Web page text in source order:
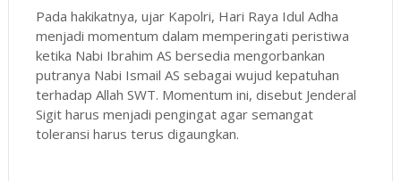
Pada hakikatnya, ujar Kapolri, Hari Raya Idul Adha
menjadi momentum dalam memperingati peristiwa
ketika Nabi Ibrahim AS bersedia mengorbankan
putranya Nabi Ismail AS sebagai wujud kepatuhan
terhadap Allah SWT. Momentum ini, disebut Jenderal
Sigit harus menjadi pengingat agar semangat
toleransi harus terus digaungkan.